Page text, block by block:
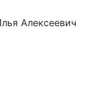
Алексеевич